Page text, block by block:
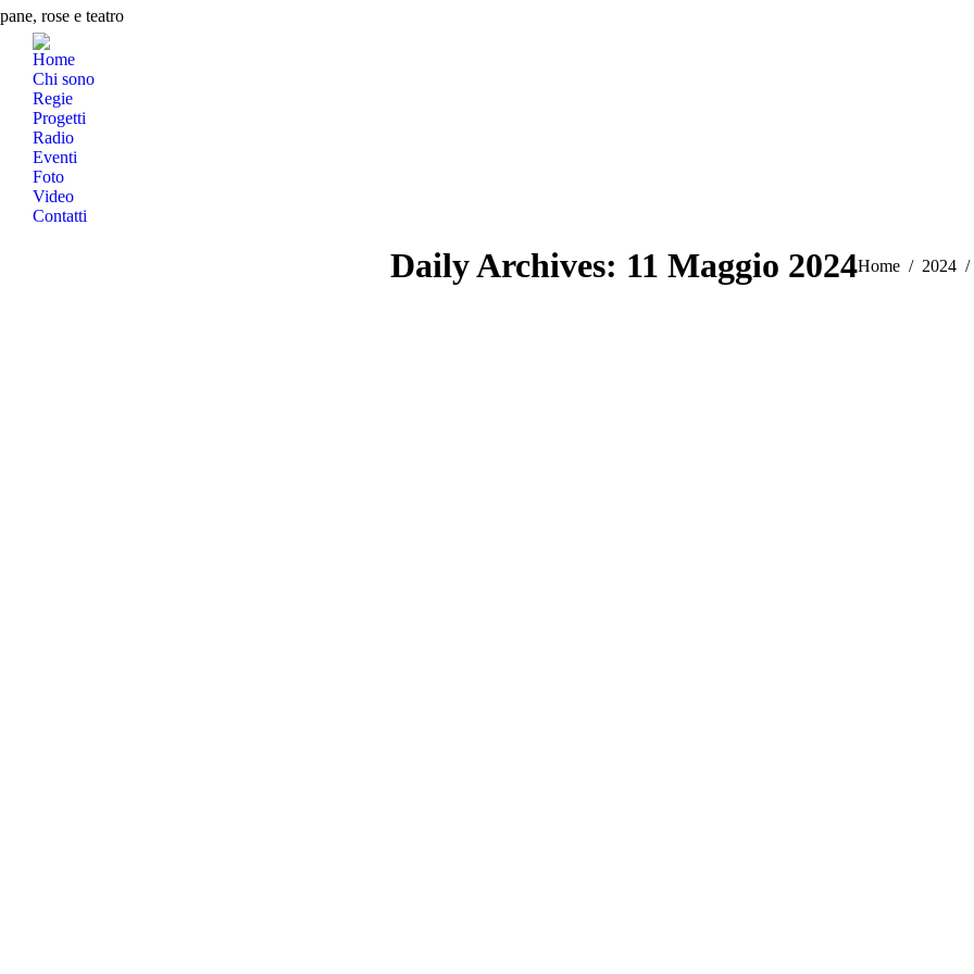
pane, rose e teatro
Home
Chi sono
Regie
Progetti
Radio
Eventi
Foto
Video
Contatti
Daily Archives: 11 Maggio 2024You are here:
Home 2024